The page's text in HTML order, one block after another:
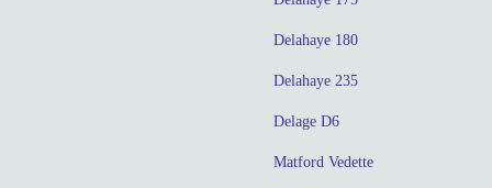
Delahaye 180
Delahaye 235
Delage D6
Matford Vedette